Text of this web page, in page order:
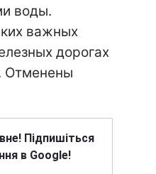
воды.
важных
дорогах
Отменены
Підпишіться
в Google!